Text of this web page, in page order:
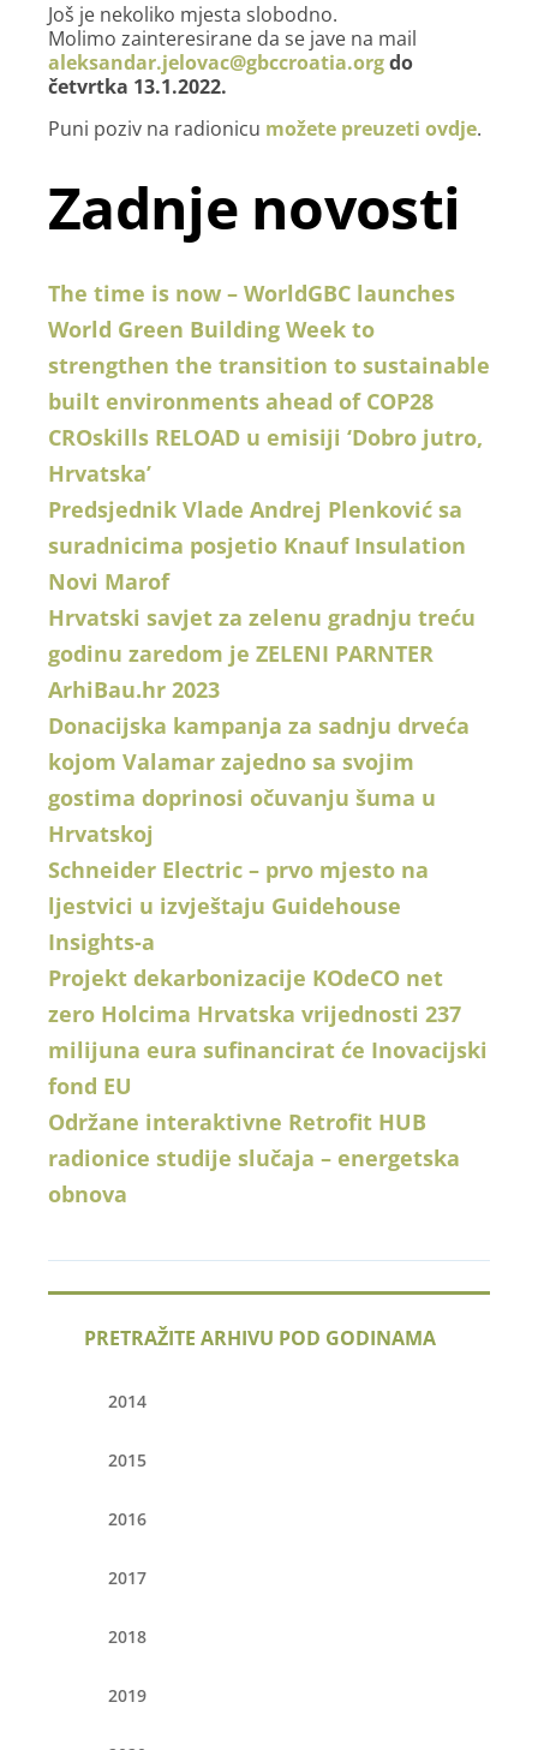
Još je nekoliko mjesta slobodno.
Molimo zainteresirane da se jave na mail
aleksandar.jelovac@gbccroatia.orgdo
četvrtka 13.1.2022.
Puni poziv na radionicu možete preuzeti ovdje.
Zadnje novosti
The time is now – WorldGBC launches
World Green Building Week to
strengthen the transition to sustainable
built environments ahead of COP28
CROskills RELOAD u emisiji ‘Dobro jutro,
Hrvatska’
Predsjednik Vlade Andrej Plenković sa
suradnicima posjetio Knauf Insulation
Novi Marof
Hrvatski savjet za zelenu gradnju treću
godinu zaredom je ZELENI PARNTER
ArhiBau.hr 2023
Donacijska kampanja za sadnju drveća
kojom Valamar zajedno sa svojim
gostima doprinosi očuvanju šuma u
Hrvatskoj
Schneider Electric – prvo mjesto na
ljestvici u izvještaju Guidehouse
Insights-a
Projekt dekarbonizacije KOdeCO net
zero Holcima Hrvatska vrijednosti 237
milijuna eura sufinancirat će Inovacijski
fond EU
Održane interaktivne Retrofit HUB
radionice studije slučaja – energetska
obnova
PRETRAŽITE ARHIVU POD GODINAMA
2014
2015
2016
2017
2018
2019